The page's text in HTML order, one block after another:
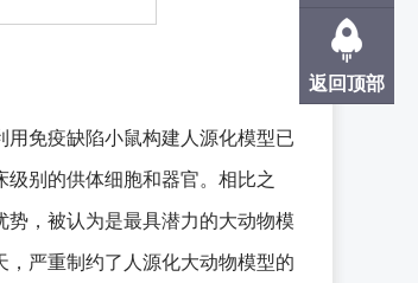
免疫缺陷小鼠构建人源化模型已
别的供体细胞和器官。相比之
，被认为是最具潜力的大动物模
严重制约了人源化大动物模型的
返回顶部